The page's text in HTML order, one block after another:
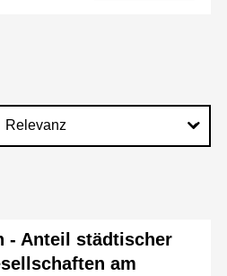
- Anteil städtischer
am